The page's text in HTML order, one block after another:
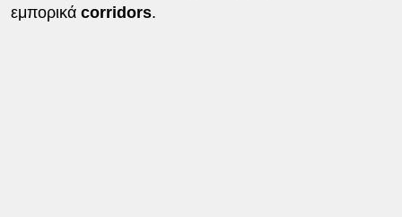
εμπορικά corridors.